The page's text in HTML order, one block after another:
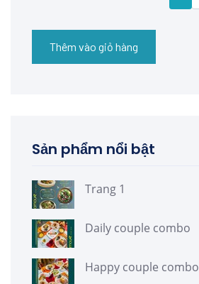
Thêm vào giỏ hàng
Sản phẩm nổi bật
Trang 1
Daily couple combo
Happy couple combo